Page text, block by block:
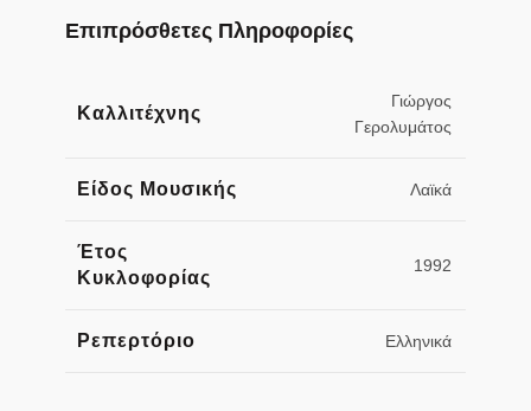
Επιπρόσθετες Πληροφορίες
Καλλιτέχνης
Γιώργος
Γερολυμάτος
Είδος Μουσικής Λαϊκά
Έτος
Κυκλοφορίας
1992
Ρεπερτόριο Ελληνικά